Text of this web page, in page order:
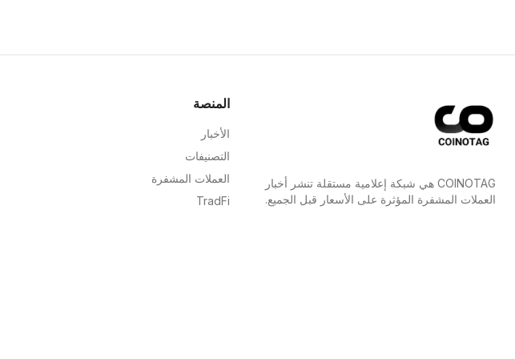
COINOTAG هي شبكة إعلامية مستقلة تنشر أخبار
العملات المشفرة المؤثرة على الأسعار قبل الجميع.
المنصة
الأخبار
التصنيفات
العملات المشفرة
TradFi